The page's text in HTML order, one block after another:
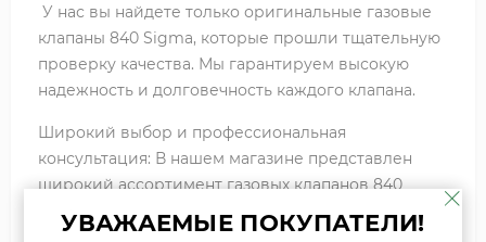
У нас вы найдете только оригинальные газовые
клапаны 840 Sigma, которые прошли тщательную
проверку качества. Мы гарантируем высокую
надежность и долговечность каждого клапана.
Широкий выбор и профессиональная
консультация: В нашем магазине представлен
широкий ассортимент газовых клапанов 840
Sigma с различными характеристиками.
УВАЖАЕМЫЕ ПОКУПАТЕЛИ!